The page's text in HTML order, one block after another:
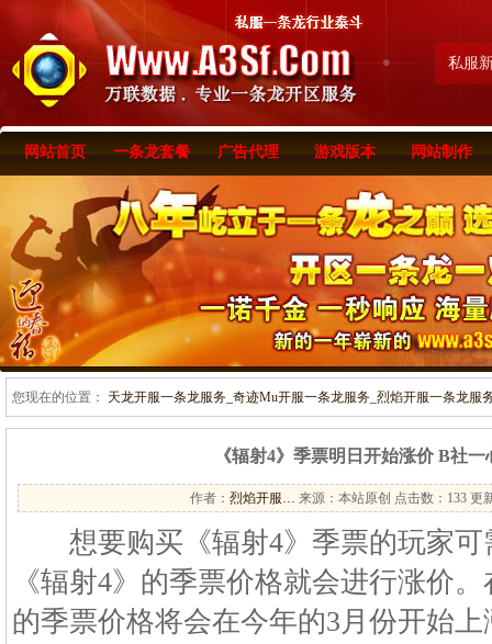
私服
网站首页 一条龙套餐 广告代理 游戏版本 网站制作
您现在的位置： 天龙开服一条龙服务_奇迹Mu开服一条龙服务_烈焰开服一条龙服
《辐射4》季票明日开始涨价 B社
作者： 烈焰开服… 来源：本站原创 点击数： 133 更
想要购买《辐射4》季票的玩家可
《辐射4》的季票价格就会进行涨价
的季票价格将会在今年的3月份开始上